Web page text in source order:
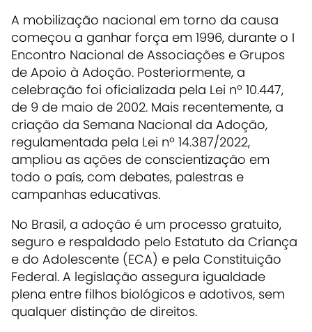
A mobilização nacional em torno da causa
começou a ganhar força em 1996, durante o I
Encontro Nacional de Associações e Grupos
de Apoio à Adoção. Posteriormente, a
celebração foi oficializada pela Lei nº 10.447,
de 9 de maio de 2002. Mais recentemente, a
criação da Semana Nacional da Adoção,
regulamentada pela Lei nº 14.387/2022,
ampliou as ações de conscientização em
todo o país, com debates, palestras e
campanhas educativas.
No Brasil, a adoção é um processo gratuito,
seguro e respaldado pelo Estatuto da Criança
e do Adolescente (ECA) e pela Constituição
Federal. A legislação assegura igualdade
plena entre filhos biológicos e adotivos, sem
qualquer distinção de direitos.